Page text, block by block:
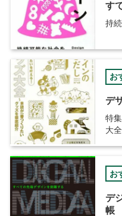
す
持
お
デ
特
大全
お
デ
帳